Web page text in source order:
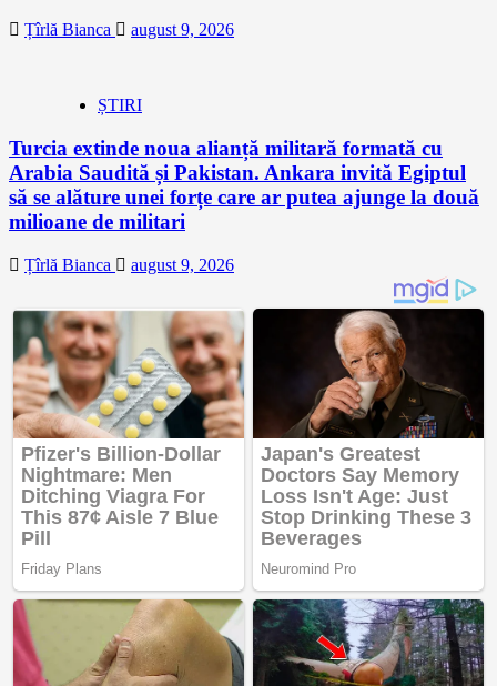
Țîrlă Bianca august 9, 2026
ȘTIRI
Turcia extinde noua alianță militară formată cu
Arabia Saudită și Pakistan. Ankara invită Egiptul
să se alăture unei forțe care ar putea ajunge la două
milioane de militari
Țîrlă Bianca august 9, 2026